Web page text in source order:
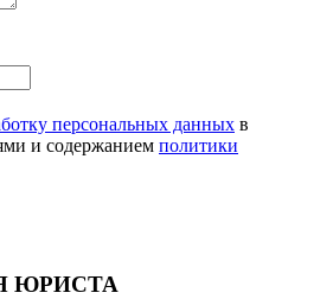
персональных данных в
и содержанием политики
ЮРИСТА